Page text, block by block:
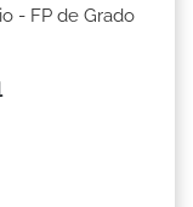
- FP de Grado